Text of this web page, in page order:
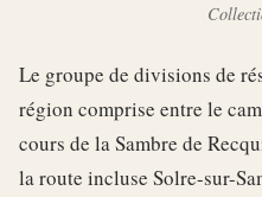
Le groupe de divisions de
région comprise entre le
cours de la Sambre de
la route incluse Solre-sur-